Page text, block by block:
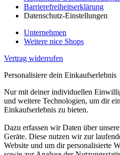
Barrierefreiheitserklärung
Datenschutz-Einstellungen
Unternehmen
Weitere nice Shops
Vertrag widerrufen
Personalisiere dein Einkaufserlebnis
Nur mit deiner individuellen
und weitere Technologien, um dir
Einkaufserlebnis zu bieten.
Dazu erfassen wir Daten über
Geräte. Diese nutzen wir zur
Website und um dir personalisierte